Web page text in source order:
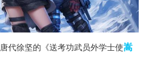
代徐坚的《送考功武员外学士使嵩